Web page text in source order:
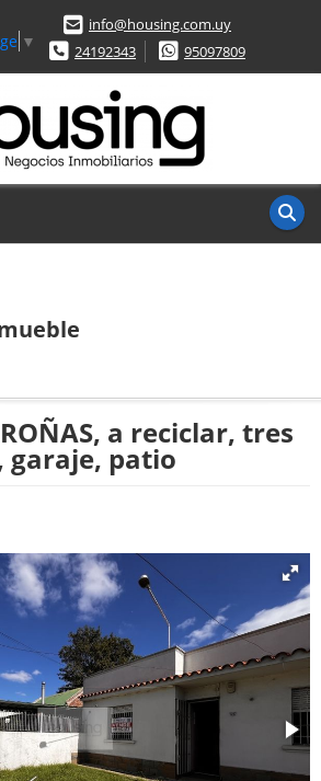
▼
info@housing.com.uy
24192343
95097809
a reciclar, tres
patio